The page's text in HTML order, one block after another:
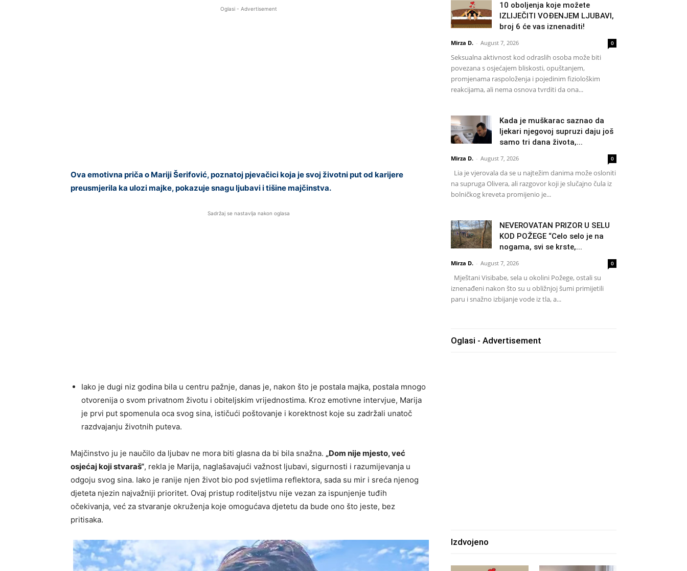
Oglasi - Advertisement
Ova emotivna priča o Mariji Šerifović, poznatoj pjevačici koja je svoj životni put od karijere
preusmjerila ka ulozi majke, pokazuje snagu ljubavi i tišine majčinstva.
Sadržaj se nastavlja nakon oglasa
Iako je dugi niz godina bila u centru pažnje, danas je, nakon što je postala majka, postala mnogo
otvorenija o svom privatnom životu i obiteljskim vrijednostima. Kroz emotivne intervjue, Marija
je prvi put spomenula oca svog sina, ističući poštovanje i korektnost koje su zadržali unatoč
razdvajanju životnih puteva.
Majčinstvo ju je naučilo da ljubav ne mora biti glasna da bi bila snažna. „Dom nije mjesto, već
osjećaj koji stvaraš“, rekla je Marija, naglašavajući važnost ljubavi, sigurnosti i razumijevanja u
odgoju svog sina. Iako je ranije njen život bio pod svjetlima reflektora, sada su mir i sreća njenog
djeteta njezin najvažniji prioritet. Ovaj pristup roditeljstvu nije vezan za ispunjenje tuđih
očekivanja, već za stvaranje okruženja koje omogućava djetetu da bude ono što jeste, bez
pritisaka.
10 oboljenja koje možete
IZLIJEČITI VOĐENJEM LJUBAVI,
broj 6 će vas iznenaditi!
Mirza D. - August 7, 2026 0
Seksualna aktivnost kod odraslih osoba može biti
povezana s osjećajem bliskosti, opuštanjem,
promjenama raspoloženja i pojedinim fiziološkim
reakcijama, ali nema osnova tvrditi da ona...
Kada je muškarac saznao da
ljekari njegovoj supruzi daju još
samo tri dana života,...
Mirza D. - August 7, 2026 0
Lia je vjerovala da se u najtežim danima može osloniti
na supruga Olivera, ali razgovor koji je slučajno čula iz
bolničkog kreveta promijenio je...
NEVEROVATAN PRIZOR U SELU
KOD POŽEGE “Celo selo je na
nogama, svi se krste,...
Mirza D. - August 7, 2026 0
Mještani Visibabe, sela u okolini Požege, ostali su
iznenađeni nakon što su u obližnjoj šumi primijetili
paru i snažno izbijanje vode iz tla, a...
Oglasi - Advertisement
Izdvojeno